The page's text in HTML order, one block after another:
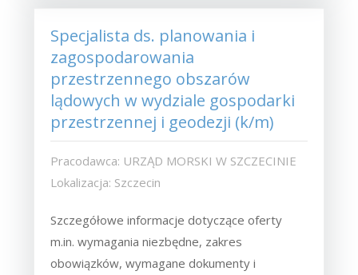
Specjalista ds. planowania i
zagospodarowania
przestrzennego obszarów
lądowych w wydziale gospodarki
przestrzennej i geodezji (k/m)
Pracodawca: URZĄD MORSKI W SZCZECINIE
Lokalizacja: Szczecin
Szczegółowe informacje dotyczące oferty
m.in. wymagania niezbędne, zakres
obowiązków, wymagane dokumenty i